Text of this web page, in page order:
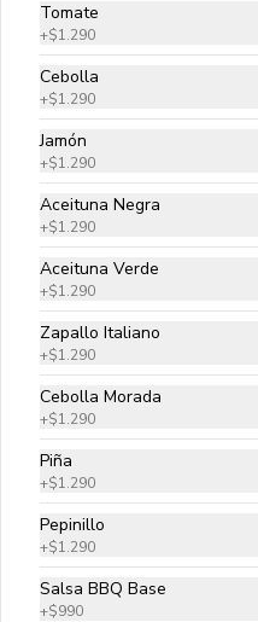
Hamburguesas
Hamburguesa de 180 gr. de
Tomate
+$1.290
Cebolla
+$1.290
Jamón
+$1.290
Aceituna Negra
+$1.290
Aceituna Verde
+$1.290
Zapallo Italiano
+$1.290
Cebolla Morada
+$1.290
Piña
+$1.290
Pepinillo
+$1.290
Salsa BBQ Base
+$990